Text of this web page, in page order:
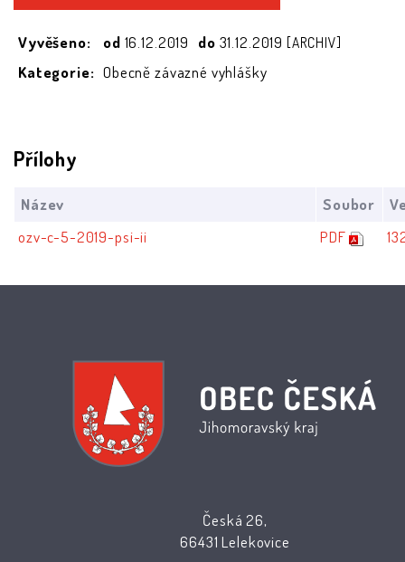
Vyvěšeno: od 16.12.2019 do 31.12.2019 [ARCHIV]
Kategorie: Obecně závazné vyhlášky
Přílohy
Název Soubor
ozv-c-5-2019-psi-ii
PDF
Česká 26,
66431 Lelekovice